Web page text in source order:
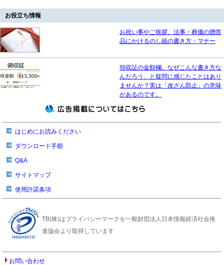
お役立ち情報
お祝い事やご挨拶、法事・葬儀の贈答
品にかけるのし紙の書き方・マナー
領収証の金額欄。なぜこんな書き方な
んだろう、と疑問に感じたことはあり
ませんか？実は「改ざん防止」の意味
があるのです。
はじめにお読みください
ダウンロード手順
Q&A
サイトマップ
使用許諾条項
TB(株)はプライバシーマークを一般財団法人日本情報経済社会推
進協会より取得しています
お問い合わせ